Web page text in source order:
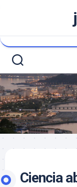
Ciencia